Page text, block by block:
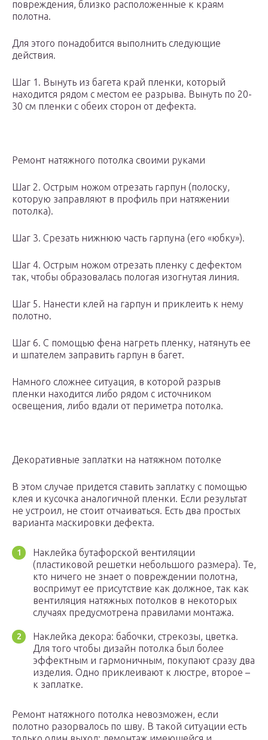
повреждения, близко расположенные к краям
полотна.
Для этого понадобится выполнить следующие
действия.
Шаг 1. Вынуть из багета край пленки, который
находится рядом с местом ее разрыва. Вынуть по 20-
30 см пленки с обеих сторон от дефекта.
Ремонт натяжного потолка своими руками
Шаг 2. Острым ножом отрезать гарпун (полоску,
которую заправляют в профиль при натяжении
потолка).
Шаг 3. Срезать нижнюю часть гарпуна (его «юбку»).
Шаг 4. Острым ножом отрезать пленку с дефектом
так, чтобы образовалась пологая изогнутая линия.
Шаг 5. Нанести клей на гарпун и приклеить к нему
полотно.
Шаг 6. С помощью фена нагреть пленку, натянуть ее
и шпателем заправить гарпун в багет.
Намного сложнее ситуация, в которой разрыв
пленки находится либо рядом с источником
освещения, либо вдали от периметра потолка.
Декоративные заплатки на натяжном потолке
В этом случае придется ставить заплатку с помощью
клея и кусочка аналогичной пленки. Если результат
не устроил, не стоит отчаиваться. Есть два простых
варианта маскировки дефекта.
Наклейка бутафорской вентиляции
(пластиковой решетки небольшого размера). Те,
кто ничего не знает о повреждении полотна,
воспримут ее присутствие как должное, так как
вентиляция натяжных потолков в некоторых
случаях предусмотрена правилами монтажа.
Наклейка декора: бабочки, стрекозы, цветка.
Для того чтобы дизайн потолка был более
эффектным и гармоничным, покупают сразу два
изделия. Одно приклеивают к люстре, второе –
к заплатке.
Ремонт натяжного потолка невозможен, если
полотно разорвалось по шву. В такой ситуации есть